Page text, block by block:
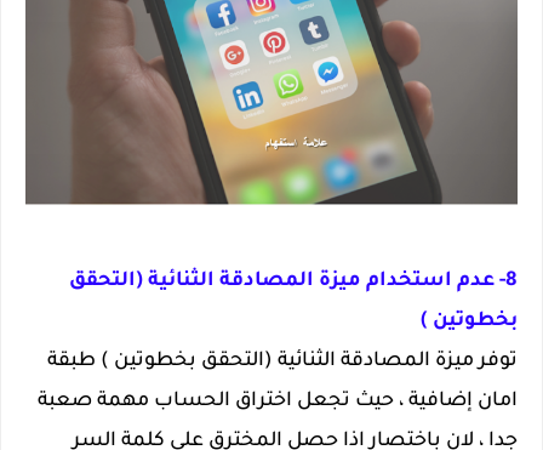
8- عدم استخدام ميزة المصادقة الثنائية (التحقق
بخطوتين )
توفر ميزة المصادقة الثنائية (التحقق بخطوتين ) طبقة
امان إضافية ، حيث تجعل اختراق الحساب مهمة صعبة
جدا ، لان باختصار اذا حصل المخترق على كلمة السر